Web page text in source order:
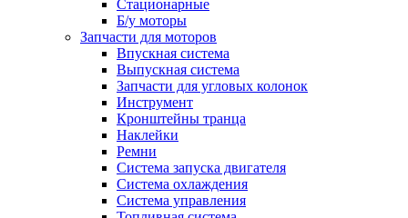
Стационарные
Б/у моторы
Запчасти для моторов
Впускная система
Выпускная система
Запчасти для угловых колонок
Инструмент
Кронштейны транца
Наклейки
Ремни
Система запуска двигателя
Система охлаждения
Система управления